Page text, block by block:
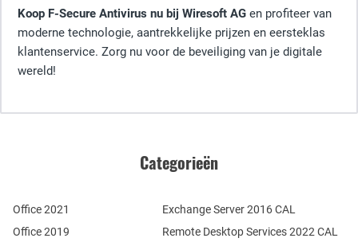
Koop F-Secure Antivirus nu bij Wiresoft AG en profiteer van
moderne technologie, aantrekkelijke prijzen en eersteklas
klantenservice. Zorg nu voor de beveiliging van je digitale
wereld!
Categorieën
Office 2021
Office 2019
Remote Desktop Services 2022 CAL
Exchange Server 2016 CAL